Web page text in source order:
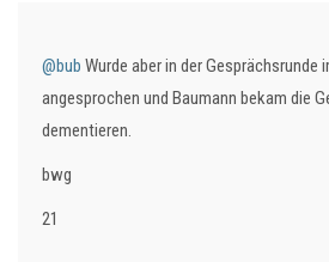
@bub Wurde aber in der Gesprächsrunde
angesprochen und Baumann bekam die
dementieren.
bwg
21